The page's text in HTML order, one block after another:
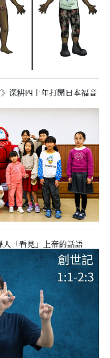
深耕四十年打開日本福音
「看見」上帝的話語